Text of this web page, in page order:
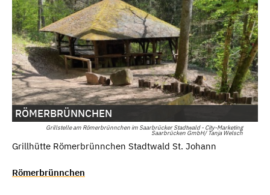
Grillstelle am Römerbrünnchen im Saarbrücker Stadtwald - City-Marketing
Saarbrücken GmbH/ Tanja Welsch
RÖMERBRÜNNCHEN
Grillhütte Römerbrünnchen Stadtwald St. Johann
Römerbrünnchen